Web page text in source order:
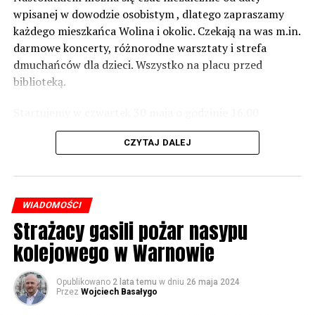
norm dopuszczalnego hałasu, no to nie możemy nic
zrobić. Tam są odpowiednie normy – 61 i 56 decybeli –
zaznacza.
Foto: Wojciech Basałygo
wpisanej w dowodzie osobistym , dlatego zapraszamy
każdego mieszkańca Wolina i okolic. Czekają na was m.in.
darmowe koncerty, różnorodne warsztaty i strefa
dmuchańców dla dzieci. Wszystko na placu przed
biblioteką.
występami zespołów „Yellow” i „Specyficzni”.
CZYTAJ DALEJ
WIADOMOŚCI
Strażacy gasili pożar nasypu
kolejowego w Warnowie
Opublikowano 2 lata temu w dniu 26 maja 2024
Przez Wojciech Basałygo